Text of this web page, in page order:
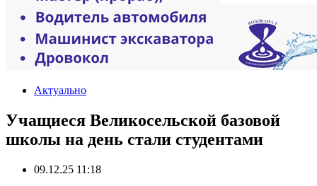
Актуально
Учащиеся Великосельской базовой
школы на день стали студентами
09.12.25 11:18